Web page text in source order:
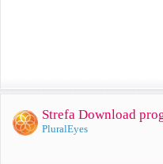
Strefa Download
PluralEyes